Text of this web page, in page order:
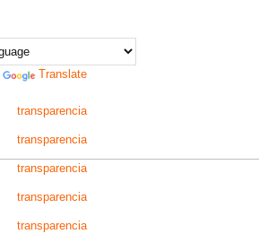
Translate